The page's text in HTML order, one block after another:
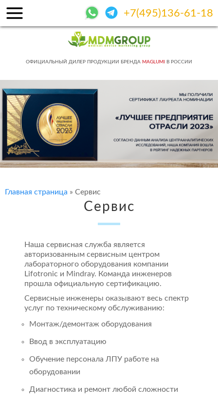
+7(495)136-61-18
ОФИЦИАЛЬНЫЙ ДИЛЕР ПРОДУКЦИИ БРЕНДА MAGLUMI В РОССИИ
Главная страница » Сервис
Сервис
Наша сервисная служба является
авторизованным сервисным центром
лабораторного оборудования компании
Lifotronic и Mindray. Команда инженеров
прошла официальную сертификацию.
Сервисные инженеры оказывают весь спектр
услуг по техническому обслуживанию:
Монтаж/демонтаж оборудования
Ввод в эксплуатацию
Обучение персонала ЛПУ работе на
оборудовании
Диагностика и ремонт любой сложности